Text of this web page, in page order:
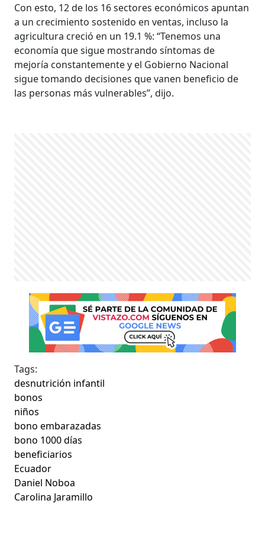
Con esto, 12 de los 16 sectores económicos apuntan
a un crecimiento sostenido en ventas, incluso la
agricultura creció en un 19.1 %: “Tenemos una
economía que sigue mostrando síntomas de
mejoría constantemente y el Gobierno Nacional
sigue tomando decisiones que vanen beneficio de
las personas más vulnerables”, dijo.
Tags:
desnutrición infantil
bonos
niños
bono embarazadas
bono 1000 días
beneficiarios
Ecuador
Daniel Noboa
Carolina Jaramillo